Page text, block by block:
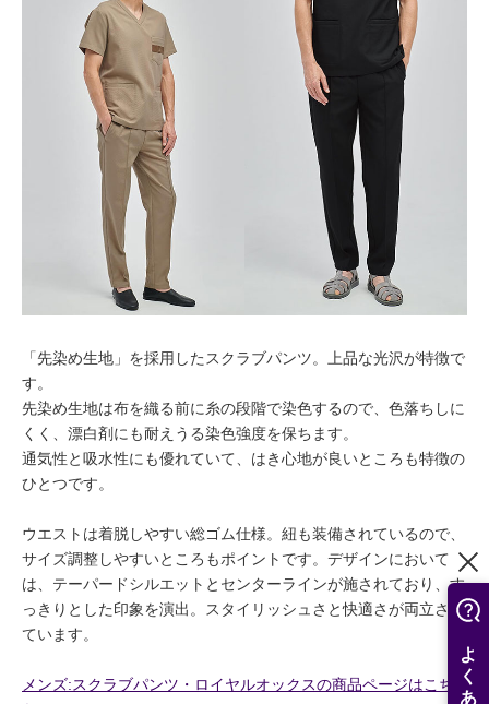
「先染め生地」を採用したスクラブパンツ。上品な光沢が特徴で
す。
先染め生地は布を織る前に糸の段階で染色するので、色落ちしに
くく、漂白剤にも耐えうる染色強度を保ちます。
通気性と吸水性にも優れていて、はき心地が良いところも特徴の
ひとつです。
ウエストは着脱しやすい総ゴム仕様。紐も装備されているので、
サイズ調整しやすいところもポイントです。デザインにおいて
は、テーパードシルエットとセンターラインが施されており、す
っきりとした印象を演出。スタイリッシュさと快適さが両立され
ています。
メンズ:スクラブパンツ・ロイヤルオックスの商品ページはこち